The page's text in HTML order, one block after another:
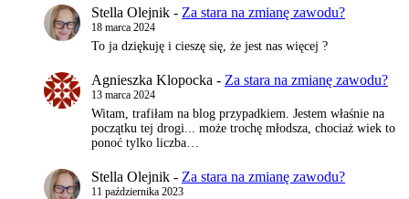
Stella Olejnik - Za stara na zmianę zawodu?
18 marca 2024
To ja dziękuję i cieszę się, że jest nas więcej ?
Agnieszka Klopocka - Za stara na zmianę zawodu?
13 marca 2024
Witam, trafiłam na blog przypadkiem. Jestem właśnie na
początku tej drogi... może trochę młodsza, chociaż wiek to
ponoć tylko liczba…
Stella Olejnik - Za stara na zmianę zawodu?
11 października 2023